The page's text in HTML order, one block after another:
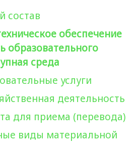
состав
обеспечение
образовательного
среда
услуги
деятельность
для приема (перевода)
виды материальной